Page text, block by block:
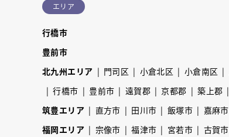
エリア
行橋市
豊前市
北九州エリア
門司区 小倉北区 小倉南区
行橋市
豊前市 遠賀郡 京都郡 築上郡
筑豊エリア
直方市 田川市 飯塚市 嘉麻市
福岡エリア
宗像市 福津市 宮若市 古賀市